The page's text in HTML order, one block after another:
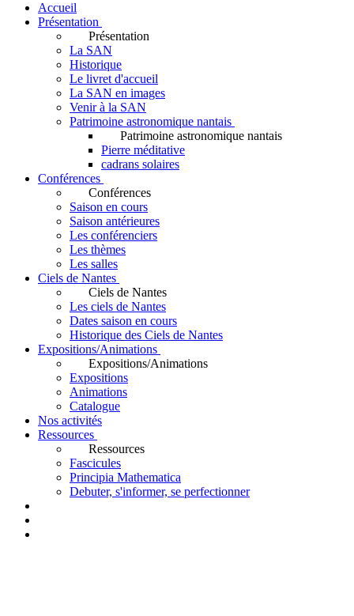
Accueil
Présentation
Présentation
La SAN
Historique
Le livret d'accueil
La SAN en images
Venir à la SAN
Patrimoine astronomique nantais
Patrimoine astronomique nantais
Pierre méditative
cadrans solaires
Conférences
Conférences
Saison en cours
Saison antérieures
Les conférenciers
Les thèmes
Les salles
Ciels de Nantes
Ciels de Nantes
Les ciels de Nantes
Dates saison en cours
Historique des Ciels de Nantes
Expositions/Animations
Expositions/Animations
Expositions
Animations
Catalogue
Nos activités
Ressources
Ressources
Fascicules
Principia Mathematica
Debuter, s'informer, se perfectionner